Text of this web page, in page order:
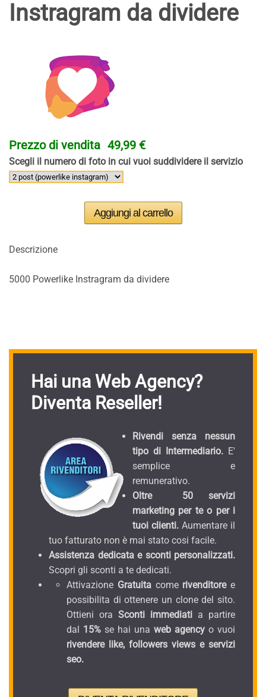
Instragram da dividere
Prezzo di vendita 49,99 €
Scegli il numero di foto in cui vuoi suddividere il servizio
Descrizione
5000 Powerlike Instragram da dividere
Hai una Web Agency?
Diventa Reseller!
Rivendi senza nessun
tipo di Intermediario. E'
semplice e
remunerativo.
Oltre 50 servizi
marketing per te o per i
tuoi clienti. Aumentare il
tuo fatturato non è mai stato cosi facile.
Assistenza dedicata e sconti personalizzati.
Scopri gli sconti a te dedicati.
Attivazione Gratuitacomerivenditoree
possibilita di ottenere un clone del sito.
Ottieni ora Sconti immediati a partire
dal 15% se hai una web agency o vuoi
rivendere like, followers views e servizi
seo.